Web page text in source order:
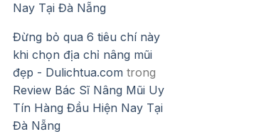
Nay Tại Đà Nẵng
Đừng bỏ qua 6 tiêu chí này
khi chọn địa chỉ nâng mũi
đẹp - Dulichtua.com trong
Review Bác Sĩ Nâng Mũi Uy
Tín Hàng Đầu Hiện Nay Tại
Đà Nẵng